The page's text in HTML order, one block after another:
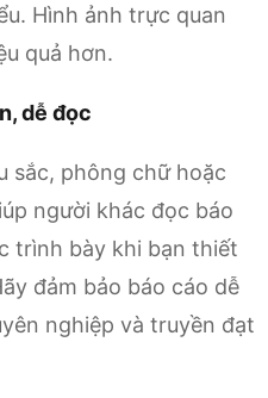
Hình ảnh trực quan
quả hơn.
dễ đọc
sắc, phông chữ hoặc
người khác đọc báo
trình bày khi bạn thiết
đảm bảo báo cáo dễ
nghiệp và truyền đạt